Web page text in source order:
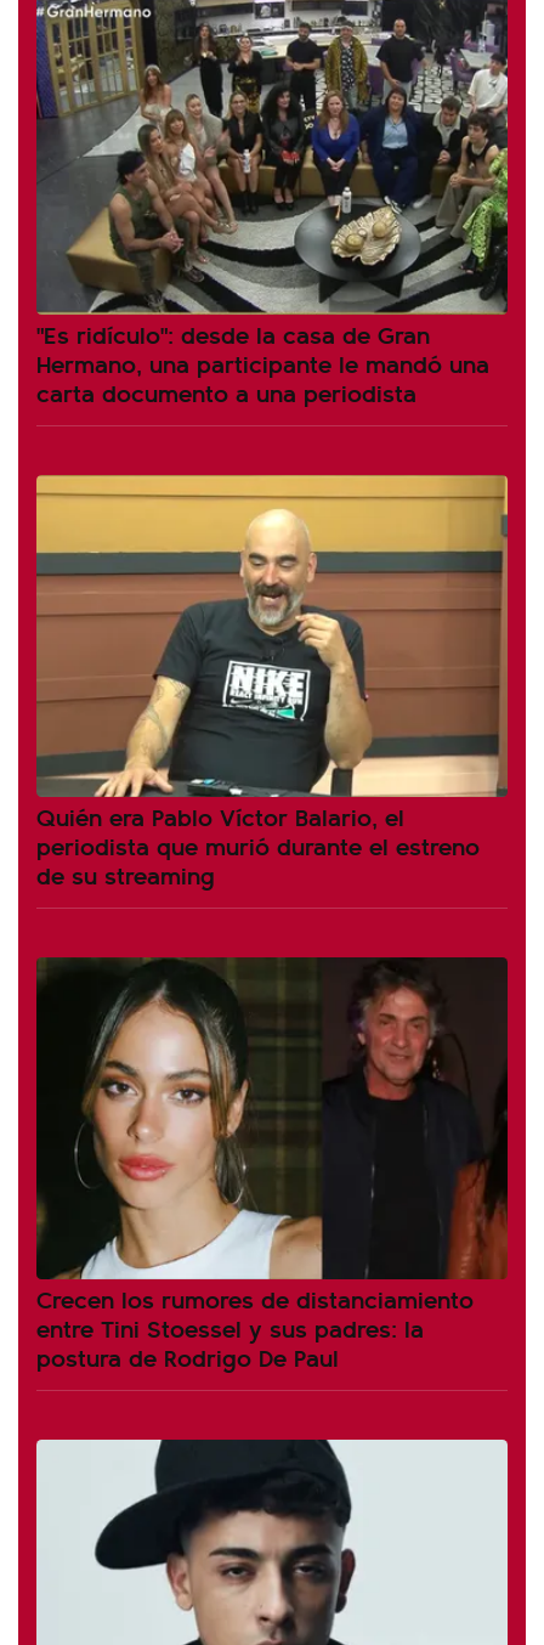
"Es ridículo": desde la casa de Gran
Hermano, una participante le mandó una
carta documento a una periodista
Quién era Pablo Víctor Balario, el
periodista que murió durante el estreno
de su streaming
Crecen los rumores de distanciamiento
entre Tini Stoessel y sus padres: la
postura de Rodrigo De Paul